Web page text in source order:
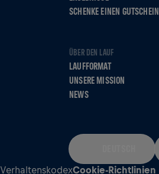
SCHENKE EINEN GUTSCHEIN
ÜBER DEN LAUF
LAUFFORMAT
UNSERE MISSION
NEWS
VerhaltenskodexCookie-Richtlinien